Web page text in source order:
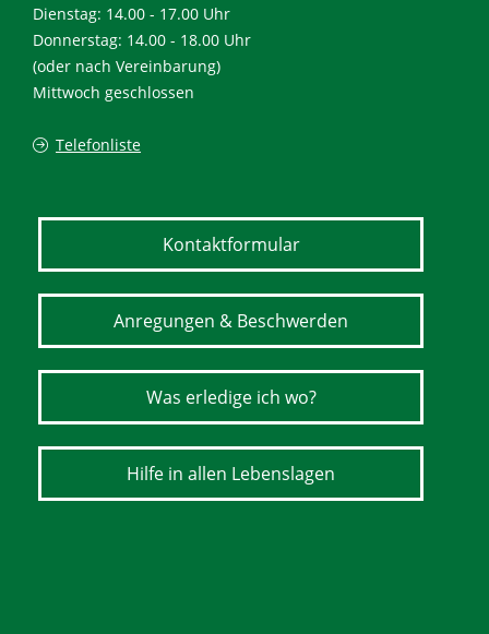
Dienstag: 14.00 - 17.00 Uhr
Donnerstag: 14.00 - 18.00 Uhr
(oder nach Vereinbarung)
Mittwoch geschlossen
Telefonliste
Kontaktformular
Anregungen & Beschwerden
Was erledige ich wo?
Hilfe in allen Lebenslagen